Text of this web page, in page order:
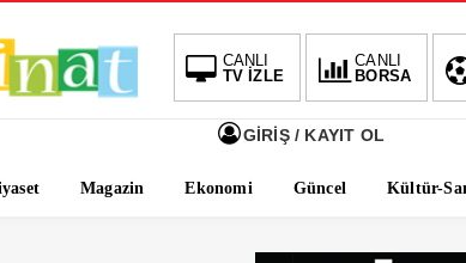
CANLI
TV İZLE
CANLI
BORSA
BIST
-0.03%
GİRİŞ / KAYIT OL
Magazin Ekonomi Güncel Kültür-